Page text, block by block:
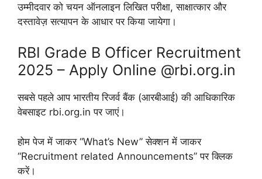
उम्मीदवार को चयन ऑनलाइन लिखित परीक्षा, साक्षात्कार और
दस्तावेज़ सत्यापन के आधार पर किया जायेगा।
RBI Grade B Officer Recruitment
2025 – Apply Online @rbi.org.in
सबसे पहले आप भारतीय रिजर्व बैंक (आरबीआई) की आधिकारिक
वेबसाइट rbi.org.in पर जाएं।
होम पेज में जाकर “What’s New” सेक्शन में जाकर
“Recruitment related Announcements” पर क्लिक
करें।